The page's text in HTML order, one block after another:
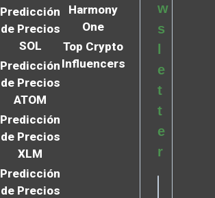
Predicción
de Precios
SOL
Predicción
de Precios
ATOM
Predicción
de Precios
XLM
Predicción
de Precios
Harmony
One
Top Crypto
Influencers
w
s
e
t
t
e
r